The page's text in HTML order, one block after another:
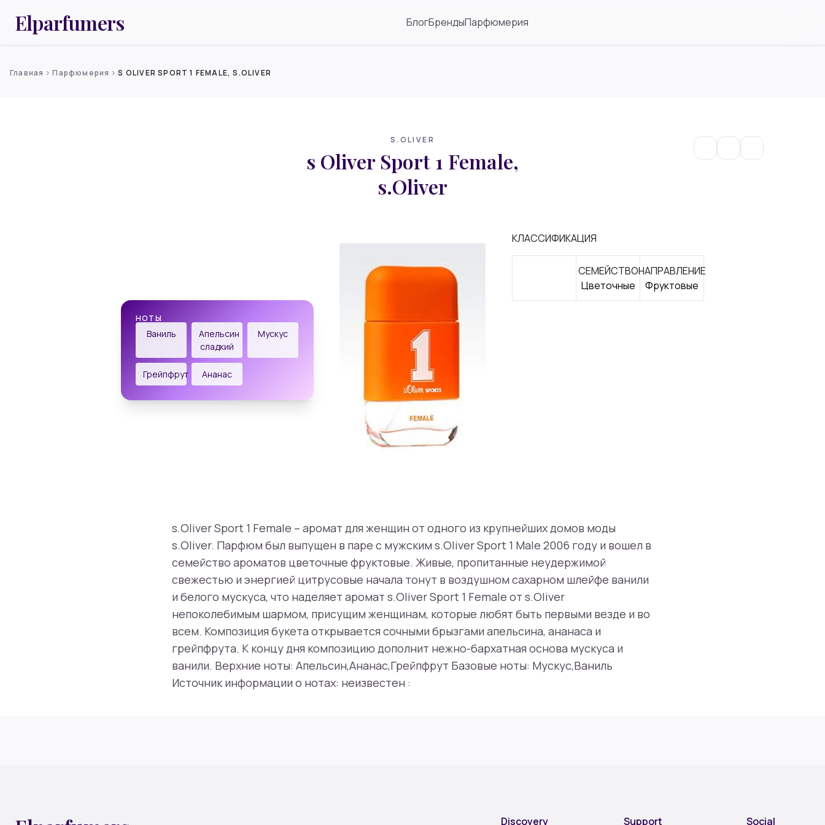
Elparfumers БлогБрендыПарфюмерия
Главная chevron_rightПарфюмерия chevron_rightS OLIVER SPORT 1 FEMALE, S.OLIVER
S.OLIVER
s Oliver Sport 1 Female,
s.Oliver
НОТЫ
Ваниль
Апельсин
сладкий
Мускус
Грейпфрут Ананас
КЛАССИФИКАЦИЯ
СЕМЕЙСТВО
Цветочные
НАПРАВЛЕНИЕ
Фруктовые
s.Oliver Sport 1 Female – аромат для женщин от одного из крупнейших домов моды
s.Oliver. Парфюм был выпущен в паре с мужским s.Oliver Sport 1 Male 2006 году и вошел в
семейство ароматов цветочные фруктовые. Живые, пропитанные неудержимой
свежестью и энергией цитрусовые начала тонут в воздушном сахарном шлейфе ванили
и белого мускуса, что наделяет аромат s.Oliver Sport 1 Female от s.Oliver
непоколебимым шармом, присущим женщинам, которые любят быть первыми везде и во
всем. Композиция букета открывается сочными брызгами апельсина, ананаса и
грейпфрута. К концу дня композицию дополнит нежно-бархатная основа мускуса и
ванили. Верхние ноты: Апельсин,Ананас,Грейпфрут Базовые ноты: Мускус,Ваниль
Источник информации о нотах: неизвестен :
Discovery Support Social